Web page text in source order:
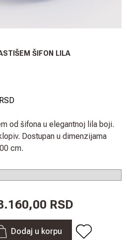
ŠIFON LILA
od šifona u elegantnoj lila boji.
Dostupan u dimenzijama
cm.
RSD
Dodaj u korpu